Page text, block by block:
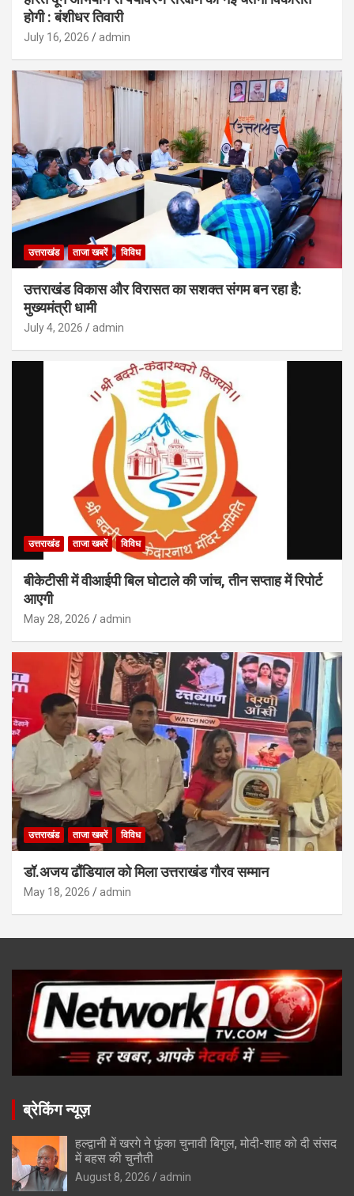
होगी : बंशीधर तिवारी
July 16, 2026 admin
उत्तराखंड ताजा खबरें विविध
उत्तराखंड विकास और विरासत का सशक्त संगम बन रहा है:
मुख्यमंत्री धामी
July 4, 2026 admin
उत्तराखंड ताजा खबरें विविध
बीकेटीसी में वीआईपी बिल घोटाले की जांच, तीन सप्ताह में रिपोर्ट
आएगी
May 28, 2026 admin
उत्तराखंड ताजा खबरें विविध
डॉ.अजय ढौंडियाल को मिला उत्तराखंड गौरव सम्मान
May 18, 2026 admin
ब्रेकिंग न्यूज़
हल्द्वानी में खरगे ने फूंका चुनावी बिगुल, मोदी-शाह को दी संसद
में बहस की चुनौती
August 8, 2026 admin